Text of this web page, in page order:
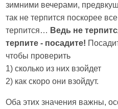
зимними вечерами,
так не терпится поскорее
терпится… Ведь не
терпите - посадите!
чтобы проверить
1) сколько из них взойдет
2) как скоро они взойдут.
Оба этих значения важны,